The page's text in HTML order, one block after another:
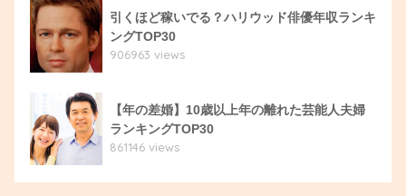
引くほど稼いでる？ハリウッド俳優年収ランキ
ングTOP30
906963 views
【年の差婚】10歳以上年の離れた芸能人夫婦
ランキングTOP30
861146 views